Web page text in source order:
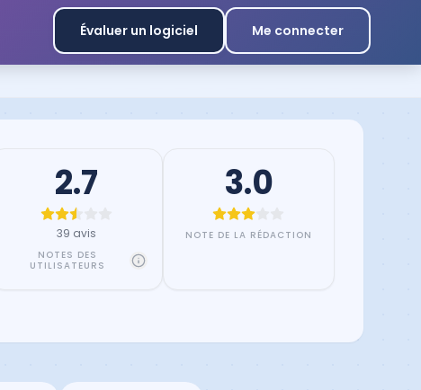
Évaluer un logiciel Me connecter
2.7
39 avis
NOTES DES
UTILISATEURS
3.0
NOTE DE LA RÉDACTION